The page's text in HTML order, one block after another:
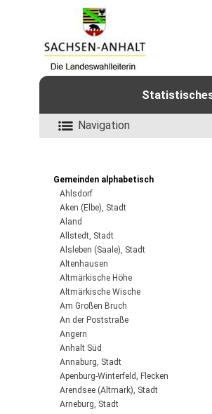
Navigation
Gemeinden alphabetisch
Ahlsdorf
Aken (Elbe), Stadt
Aland
Allstedt, Stadt
Alsleben (Saale), Stadt
Altenhausen
Altmärkische Höhe
Altmärkische Wische
Am Großen Bruch
An der Poststraße
Angern
Anhalt Süd
Annaburg, Stadt
Apenburg-Winterfeld, Flecken
Arendsee (Altmark), Stadt
Arneburg, Stadt